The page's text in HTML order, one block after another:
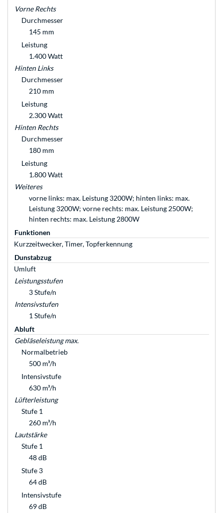
Vorne Rechts
Durchmesser
145 mm
Leistung
1.400 Watt
Hinten Links
Durchmesser
210 mm
Leistung
2.300 Watt
Hinten Rechts
Durchmesser
180 mm
Leistung
1.800 Watt
Weiteres
vorne links: max. Leistung 3200W; hinten links: max.
Leistung 3200W; vorne rechts: max. Leistung 2500W;
hinten rechts: max. Leistung 2800W
Funktionen
Kurzzeitwecker, Timer, Topferkennung
Dunstabzug
Umluft
Leistungsstufen
3 Stufe/n
Intensivstufen
1 Stufe/n
Abluft
Gebläseleistung max.
Normalbetrieb
500 m³/h
Intensivstufe
630 m³/h
Lüfterleistung
Stufe 1
260 m³/h
Lautstärke
Stufe 1
48 dB
Stufe 3
64 dB
Intensivstufe
69 dB